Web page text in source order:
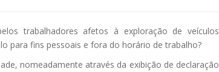
trabalhadores afetos à exploração de veículos
para fins pessoais e fora do horário de trabalho?
nomeadamente através da exibição de declaração